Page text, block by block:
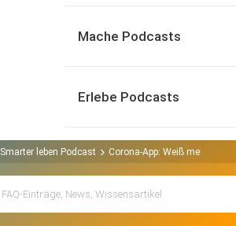
Mache Podcasts
Erlebe Podcasts
Smarter leben Podcast Corona-App: Weiß mein